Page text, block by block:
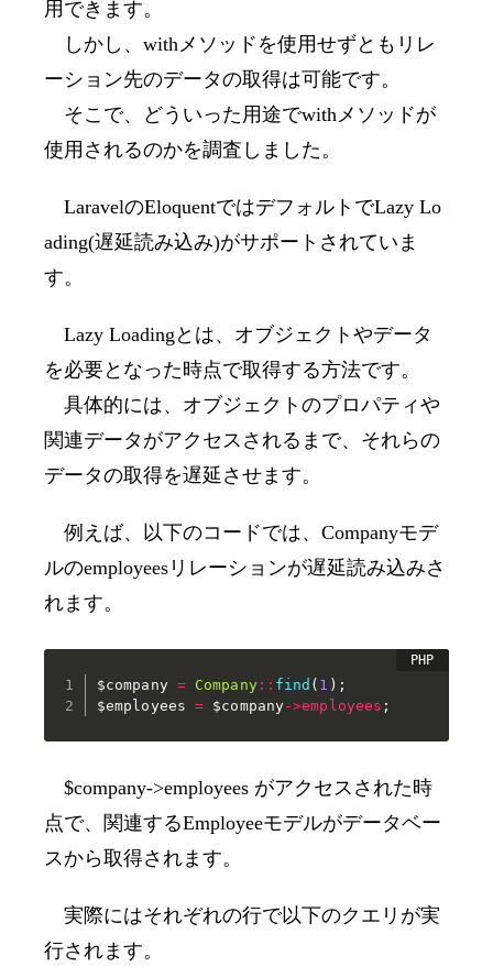
用できます。
しかし、withメソッドを使用せずともリレ
ーション先のデータの取得は可能です。
そこで、どういった用途でwithメソッドが
使用されるのかを調査しました。
LaravelのEloquentではデフォルトでLazy Lo
ading(遅延読み込み)がサポートされていま
す。
Lazy Loading とは、オブジェクトやデータ
を必要となった時点で取得する方法です。
具体的には、オブジェクトのプロパティや
関連データがアクセスされるまで、それらの
データの取得を遅延させます。
例えば、以下のコードでは、Companyモデ
ルのemployees リレーションが遅延読み込みさ
れます。
$company = Company:: find ( 1 ) ;
$employees
= $company->employees ;
$company->employees がアクセスされた時
点で、関連するEmployeeモデルがデータベー
スから取得されます。
実際にはそれぞれの行で以下のクエリが実
行されます。